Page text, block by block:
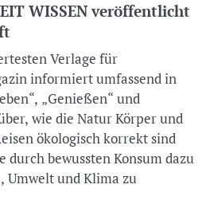
WISSEN veröffentlicht
Verlage für
informiert umfassend in
„Genießen“ und
wie die Natur Körper und
ökologisch korrekt sind
durch bewussten Konsum dazu
Umwelt und Klima zu